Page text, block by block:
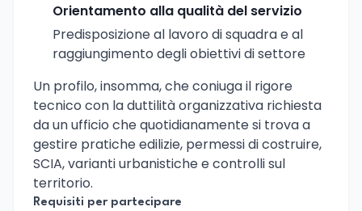
Orientamento alla qualità del servizio
Predisposizione al lavoro di squadra e al
raggiungimento degli obiettivi di settore
Un profilo, insomma, che coniuga il rigore
tecnico con la duttilità organizzativa richiesta
da un ufficio che quotidianamente si trova a
gestire pratiche edilizie, permessi di costruire,
SCIA, varianti urbanistiche e controlli sul
territorio.
Requisiti per partecipare